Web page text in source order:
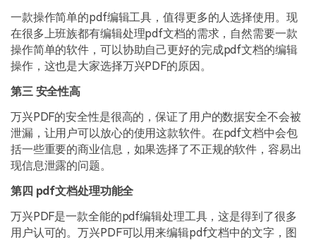
一款操作简单的pdf编辑工具，值得更多的人选择使用。现
在很多上班族都有编辑处理pdf文档的需求，自然需要一款
操作简单的软件，可以协助自己更好的完成pdf文档的编辑
操作，这也是大家选择万兴PDF的原因。
第三 安全性高
万兴PDF的安全性是很高的，保证了用户的数据安全不会被
泄漏，让用户可以放心的使用这款软件。在pdf文档中会包
括一些重要的商业信息，如果选择了不正规的软件，容易出
现信息泄露的问题。
第四 pdf文档处理功能全
万兴PDF是一款全能的pdf编辑处理工具，这是得到了很多
用户认可的。万兴PDF可以用来编辑pdf文档中的文字，图